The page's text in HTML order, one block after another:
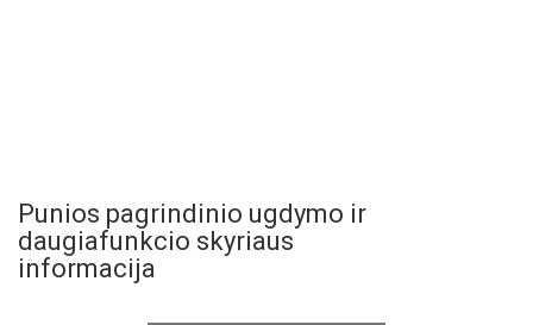
Punios pagrindinio ugdymo ir
daugiafunkcio skyriaus
informacija